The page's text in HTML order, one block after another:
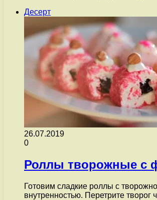
Десерт
26.07.2019
0
Роллы творожные с
Готовим сладкие роллы с
внутренностью. Перетрите творог